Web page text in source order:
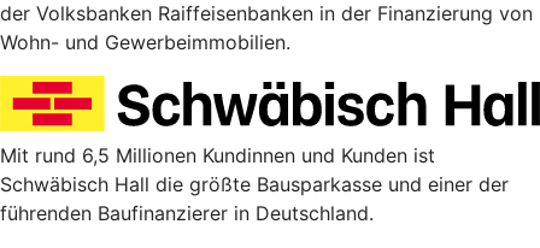
der Volksbanken Raiffeisenbanken in der Finanzierung von
Wohn- und Gewerbeimmobilien.
Mit rund 6,5 Millionen Kundinnen und Kunden ist
Schwäbisch Hall die größte Bausparkasse und einer der
führenden Baufinanzierer in Deutschland.